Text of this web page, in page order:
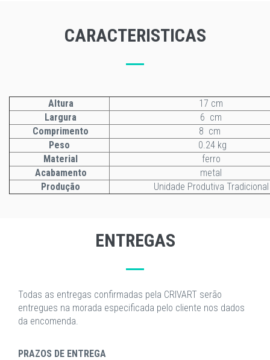
CARACTERISTICAS
Altura
17 cm
Largura
6 cm
Comprimento
8 cm
Peso
0.24 kg
Material
ferro
Acabamento
metal
Produção
Unidade Produtiva Tradicional
ENTREGAS
Todas as entregas confirmadas pela CRIVART serão
entregues na morada especificada pelo cliente nos dados
da encomenda.
PRAZOS DE ENTREGA